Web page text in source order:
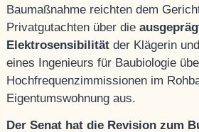
Baumaßnahme reichten dem
Privatgutachten über die
Elektrosensibilität der Klägerin
eines Ingenieurs für Baubiologie
Hochfrequenzimmissionen im
Eigentumswohnung aus.
Der Senat hat die Revision zum